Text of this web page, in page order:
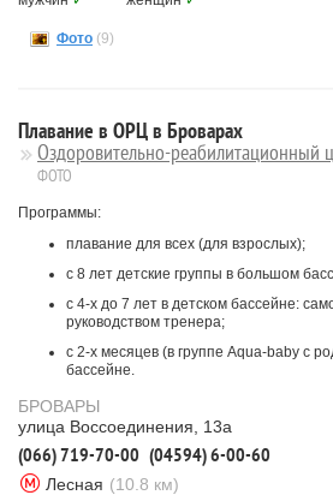
Фото (9)
Плавание в ОРЦ в Броварах
Оздоровительно-реабилитационный
ФОТО
Программы:
плавание для всех (для взрослых);
с 8 лет детские группы в большом
с 4-х до 7 лет в детском бассейне:
руководством тренера;
с 2-х месяцев (в группе Aqua-baby с
бассейне.
БРОВАРЫ
улица Воссоединения, 13а
(066) 719-70-00 (04594) 6-00-60
Лесная (10.8 км)